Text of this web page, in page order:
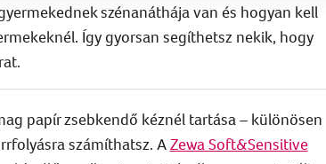
szénanáthája van és hogyan kell
Így gyorsan segíthetsz nekik, hogy
papír zsebkendő kéznél tartása – különösen
számíthatsz. AZewa Soft&Sensitive